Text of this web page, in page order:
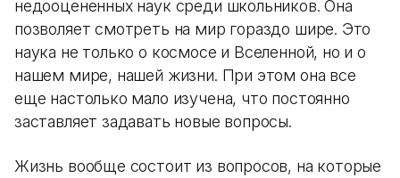
недооцененных наук среди школьников. Она
позволяет смотреть на мир гораздо шире. Это
наука не только о космосе и Вселенной, но и о
нашем мире, нашей жизни. При этом она все
еще настолько мало изучена, что постоянно
заставляет задавать новые вопросы.
Жизнь вообще состоит из вопросов, на которые